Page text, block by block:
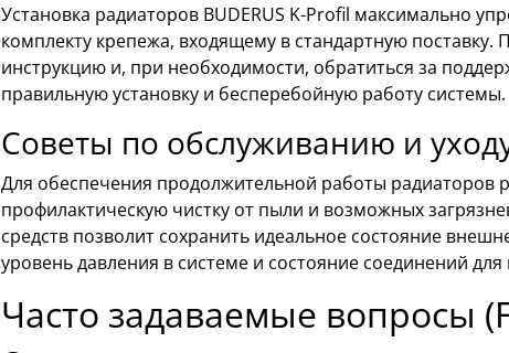
Установка радиаторов BUDERUS K-Profil максимально
комплекту крепежа, входящему в стандартную
инструкцию и, при необходимости, обратиться за
правильную установку и бесперебойную работу системы.
Советы по обслуживанию и
Для обеспечения продолжительной работы радиаторов
профилактическую чистку от пыли и возможных
средств позволит сохранить идеальное состояние
уровень давления в системе и состояние соединений
Часто задаваемые вопросы